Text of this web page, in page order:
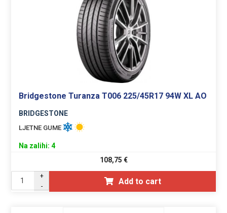
Bridgestone Turanza T006 225/45R17 94W XL AO
BRIDGESTONE
LJETNE GUME
Na zalihi: 4
108,75 €
+
-
Add to cart